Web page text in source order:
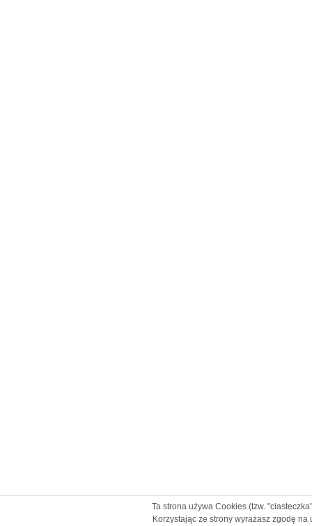
Ta strona używa Cookies (tzw.
Korzystając ze strony wyrażasz zgodę